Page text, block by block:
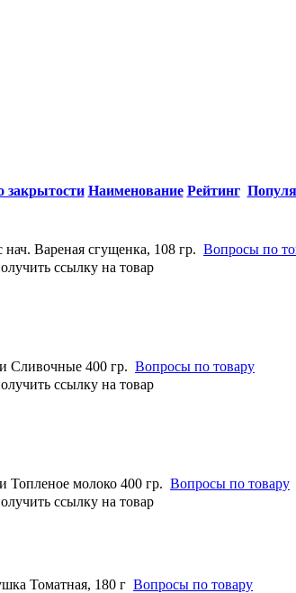
закрытости Наименование Рейтинг
Вареная сгущенка, 108 гр. Вопросы по
Сливочные 400 гр. Вопросы по товару
Топленое молоко 400 гр. Вопросы по товару
Томатная, 180 г Вопросы по товару